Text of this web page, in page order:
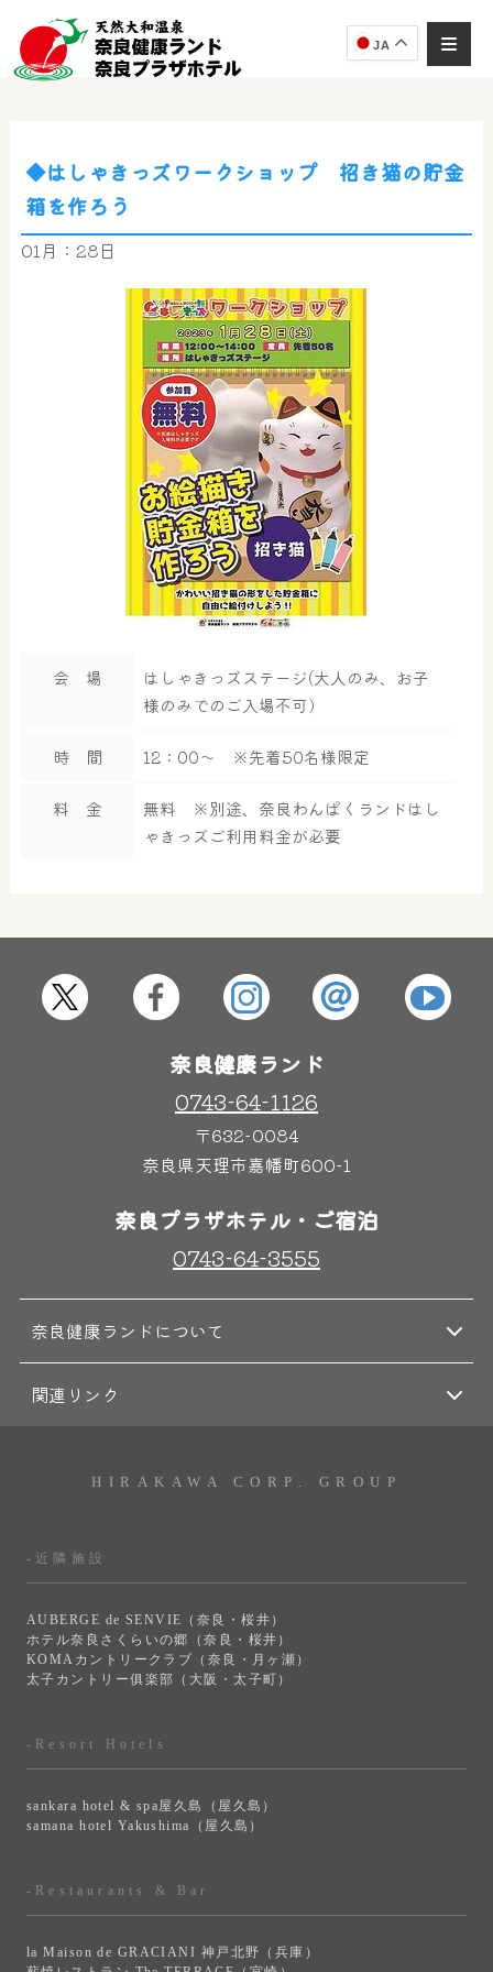
JA
屋内レジャープール グルメ
その他施設 ご宿泊
◆はしゃきっズワークショップ 招き猫の貯金
箱を作ろう
01月：28日
会 場
はしゃきっズステージ(大人のみ、お子
様のみでのご入場不可）
時 間 12：00～ ※先着50名様限定
料 金
無料 ※別途、奈良わんぱくランドはし
ゃきっズご利用料金が必要
奈良健康ランド
0743-64-1126
〒632-0084
奈良県天理市嘉幡町600-1
奈良プラザホテル・ご宿泊
0743-64-3555
奈良健康ランドについて
関連リンク
HIRAKAWA CORP. GROUP
-近隣施設
AUBERGE de SENVIE（奈良・桜井）
ホテル奈良さくらいの郷（奈良・桜井）
KOMAカントリークラブ（奈良・月ヶ瀬）
太子カントリー俱楽部（大阪・太子町）
-Resort Hotels
sankara hotel & spa屋久島（屋久島）
samana hotel Yakushima（屋久島）
-Restaurants & Bar
la Maison de GRACIANI 神戸北野（兵庫）
AIコンシェルジュ
ご質問をお伺いします。